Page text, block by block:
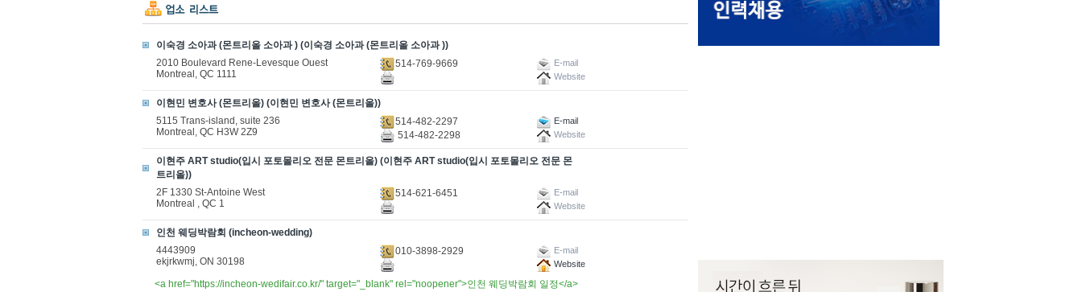
이숙경 소아과 (몬트리올 소아과 ) (이숙경 소아과 (몬트리올 소아과 ))
2010 Boulevard Rene-Levesque Ouest
Montreal, QC 1111
514-769-9669
E-mail
Website
이현민 변호사 (몬트리올) (이현민 변호사 (몬트리올))
5115 Trans-island, suite 236
Montreal, QC H3W 2Z9
514-482-2297 E-mail
514-482-2298 Website
이현주 ART studio(입시 포토몰리오 전문 몬트리올) (이현주 ART studio(입시 포토몰리오 전문 몬
트리올))
2F 1330 St-Antoine West
Montreal , QC 1
514-621-6451
E-mail
Website
인천 웨딩박람회 (incheon-wedding)
4443909
ekjrkwmj, ON 30198
010-3898-2929
E-mail
Website
<a href="https://incheon-wedifair.co.kr/" target="_blank" rel="noopener">인천 웨딩박람회 일정</a>